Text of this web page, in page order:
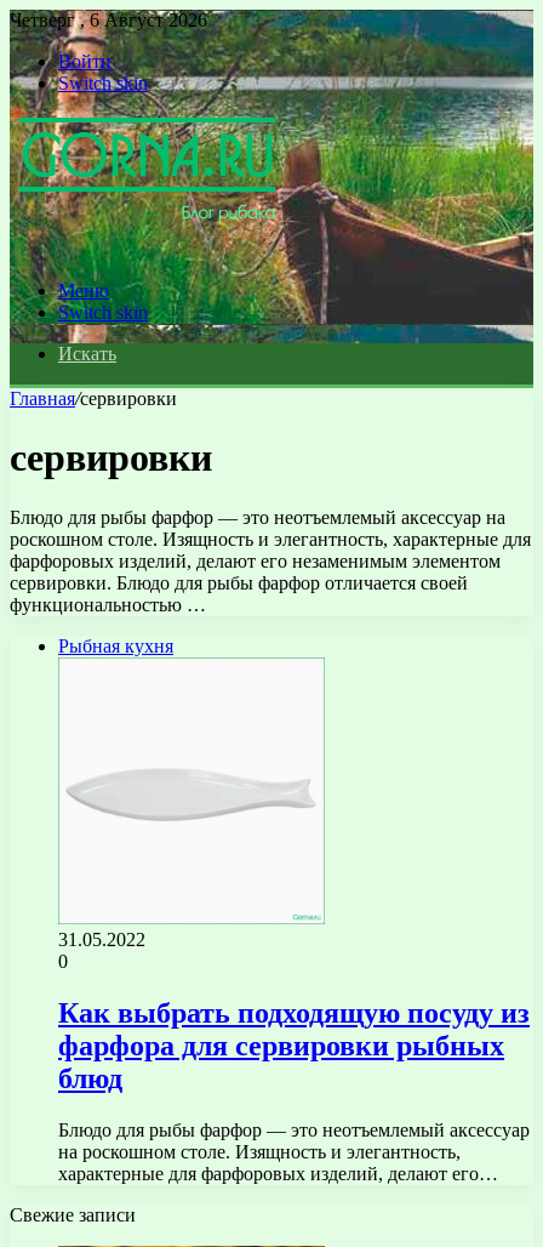
Четверг , 6 Август 2026
Войти
Switch skin
Меню
Switch skin
Искать
Главная/сервировки
сервировки
Блюдо для рыбы фарфор — это неотъемлемый аксессуар на
роскошном столе. Изящность и элегантность, характерные для
фарфоровых изделий, делают его незаменимым элементом
сервировки. Блюдо для рыбы фарфор отличается своей
функциональностью …
Рыбная кухня
31.05.2022
0
Как выбрать подходящую посуду из
фарфора для сервировки рыбных
блюд
Блюдо для рыбы фарфор — это неотъемлемый аксессуар
на роскошном столе. Изящность и элегантность,
характерные для фарфоровых изделий, делают его…
Свежие записи